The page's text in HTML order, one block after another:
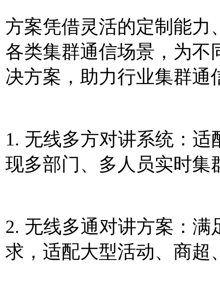
方案凭借灵活的定制能力
各类集群通信场景，为不
决方案，助力行业集群通
1. 无线多方对讲系统：
现多部门、多人员实时集
2. 无线多通对讲方案：
求，适配大型活动、商超